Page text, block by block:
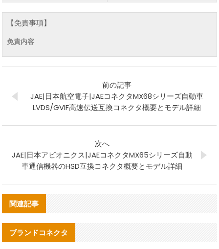
【免責事項】
免責内容
前の記事
JAE|日本航空電子|JAEコネクタMX68シリーズ自動車
LVDS/GVIF高速伝送互換コネクタ概要とモデル詳細
次へ
JAE|日本アビオニクス|JAEコネクタMX65シリーズ自動
車通信機器のHSD互換コネクタ概要とモデル詳細
関連記事
ブランドコネクタ